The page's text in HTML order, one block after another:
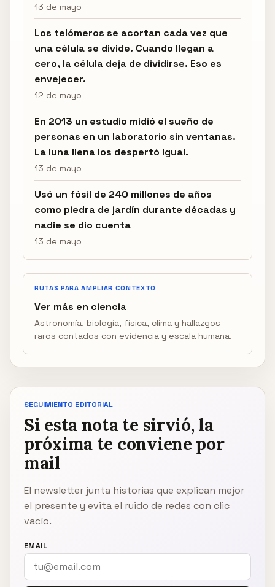
13 de mayo
Los telómeros se acortan cada vez que
una célula se divide. Cuando llegan a
cero, la célula deja de dividirse. Eso es
envejecer.
12 de mayo
En 2013 un estudio midió el sueño de
personas en un laboratorio sin ventanas.
La luna llena los despertó igual.
13 de mayo
Usó un fósil de 240 millones de años
como piedra de jardín durante décadas y
nadie se dio cuenta
13 de mayo
RUTAS PARA AMPLIAR CONTEXTO
Ver más en ciencia
Astronomía, biología, física, clima y hallazgos
raros contados con evidencia y escala humana.
SEGUIMIENTO EDITORIAL
Si esta nota te sirvió, la
próxima te conviene por
mail
El newsletter junta historias que explican mejor
el presente y evita el ruido de redes con clic
vacío.
EMAIL